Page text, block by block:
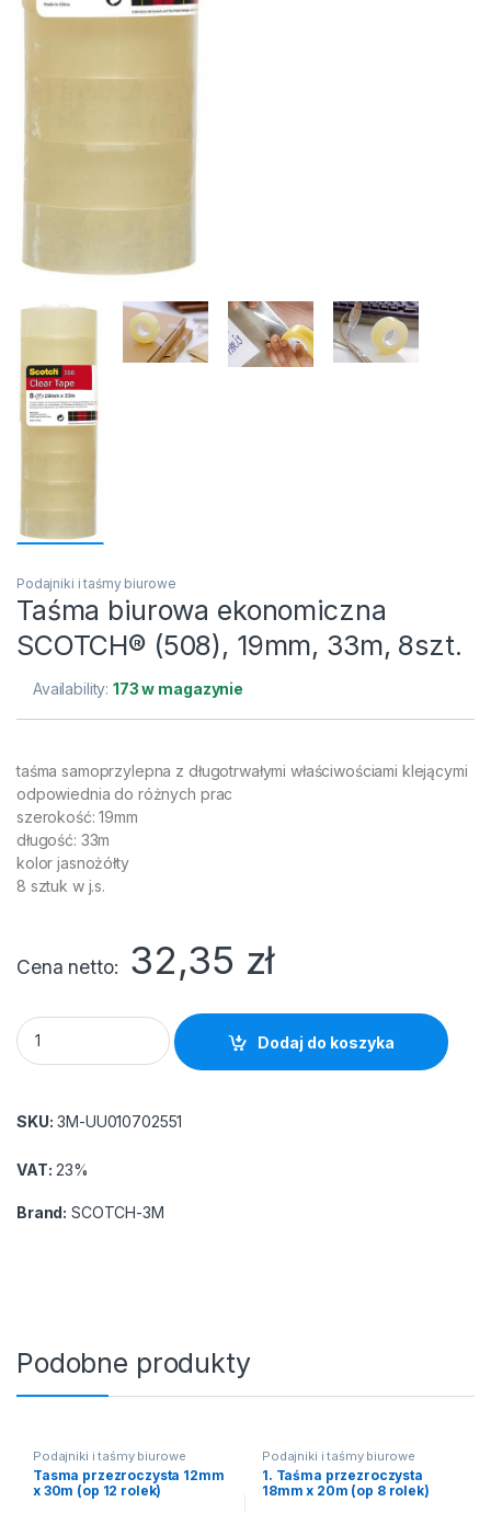
Podajniki i taśmy biurowe
Taśma biurowa ekonomiczna
SCOTCH® (508), 19mm, 33m, 8szt.
Availability:173 w magazynie
taśma samoprzylepna z długotrwałymi właściwościami klejącymi
odpowiednia do różnych prac
szerokość: 19mm
długość: 33m
kolor jasnożółty
8 sztuk w j.s.
Cena netto 32,35 zł
Taśma biurowa ekonomiczna SCOTCH® (508), 19mm, 33m,
Dodaj do koszyka
SKU: 3M-UU010702551
VAT: 23%
Brand: SCOTCH-3M
Podobne produkty
Podajniki i taśmy biurowe
Tasma przezroczysta 12mm
x 30m (op 12 rolek)
Podajniki i taśmy biurowe
1. Taśma przezroczysta
18mm x 20m (op 8 rolek)